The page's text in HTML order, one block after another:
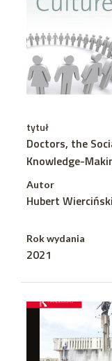
tytuł
Doctors, the
Knowledge-
Autor
Hubert Wierciński
Rok wydania
2021